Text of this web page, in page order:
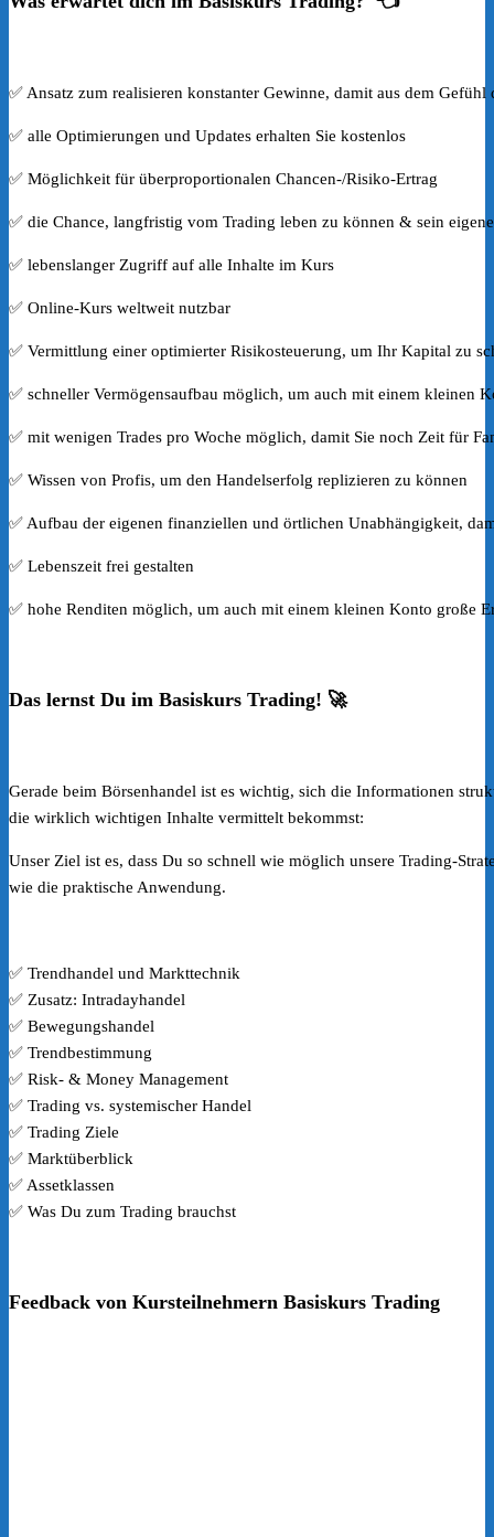
✅ Ansatz zum realisieren konstanter Gewinne, damit aus dem
✅ alle Optimierungen und Updates erhalten Sie kostenlos​
✅ Möglichkeit für überproportionalen Chancen-/Risiko-Ertrag​
✅ die Chance, langfristig vom Trading leben zu können & sein
✅ lebenslanger Zugriff auf alle Inhalte im Kurs​
✅ Online-Kurs weltweit nutzbar​
✅ Vermittlung einer optimierter Risikosteuerung, um Ihr Kapital zu
✅ schneller Vermögensaufbau möglich, um auch mit einem kleinen
✅ mit wenigen Trades pro Woche möglich, damit Sie noch Zeit für
✅ Wissen von Profis, um den Handelserfolg replizieren zu können​
✅ Aufbau der eigenen finanziellen und örtlichen Unabhängigkeit,
✅ Lebenszeit frei gestalten​
✅ hohe Renditen möglich, um auch mit einem kleinen Konto große
Das lernst Du im Basiskurs Trading! 🚀
Gerade beim Börsenhandel ist es wichtig, sich die Informationen
die wirklich wichtigen Inhalte vermittelt bekommst:
Unser Ziel ist es, dass Du so schnell wie möglich unsere Trading-
wie die praktische Anwendung.
✅ Trendhandel und Markttechnik
✅ Zusatz: Intradayhandel
✅ Bewegungshandel
✅ Trendbestimmung
✅ Risk- & Money Management
✅ Trading vs. systemischer Handel
✅ Trading Ziele
✅ Marktüberblick
✅ Assetklassen
✅ Was Du zum Trading brauchst
Feedback von Kursteilnehmern Basiskurs Trading